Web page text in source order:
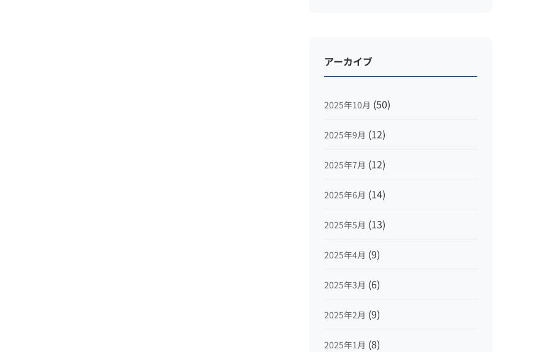
アーカイブ
2025年10月 (50)
2025年9月 (12)
2025年7月 (12)
2025年6月 (14)
2025年5月 (13)
2025年4月 (9)
2025年3月 (6)
2025年2月 (9)
2025年1月 (8)